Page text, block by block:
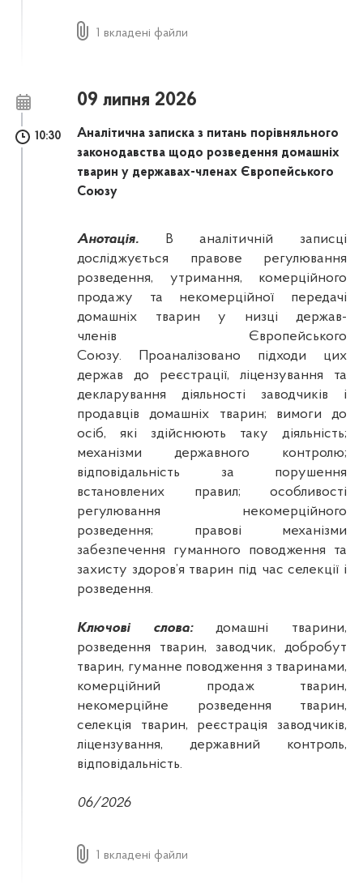
1 вкладені файли
09 липня 2026
10:30
Аналітична записка з питань порівняльного
законодавства щодо розведення домашніх
тварин у державах-членах Європейського
Союзу
Анотація. В аналітичній записці
досліджується правове регулювання
розведення, утримання, комерційного
продажу та некомерційної передачі
домашніх тварин у низці держав-
членів Європейського
Союзу. Проаналізовано підходи цих
держав до реєстрації, ліцензування та
декларування діяльності заводчиків і
продавців домашніх тварин; вимоги до
осіб, які здійснюють таку діяльність;
механізми державного контролю;
відповідальність за порушення
встановлених правил; особливості
регулювання некомерційного
розведення; правові механізми
забезпечення гуманного поводження та
захисту здоров’я тварин під час селекції і
розведення.
Ключові слова:домашні тварини,
розведення тварин, заводчик, добробут
тварин, гуманне поводження з тваринами,
комерційний продаж тварин,
некомерційне розведення тварин,
селекція тварин, реєстрація заводчиків,
ліцензування, державний контроль,
відповідальність.
06/2026
1 вкладені файли